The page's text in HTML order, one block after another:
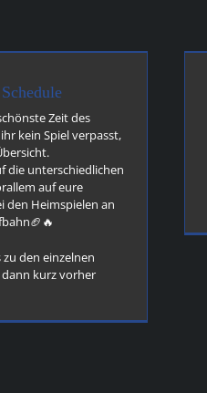
Zeit des
kein Spiel verpasst,
die unterschiedlichen
auf eure
den Heimspielen an
den einzelnen
kurz vorher